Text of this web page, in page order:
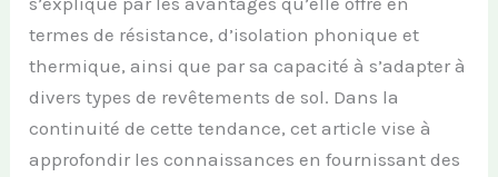
termes de résistance, d’isolation phonique et
thermique, ainsi que par sa capacité à s’adapter à
divers types de revêtements de sol. Dans la
continuité de cette tendance, cet article vise à
approfondir les connaissances en fournissant des